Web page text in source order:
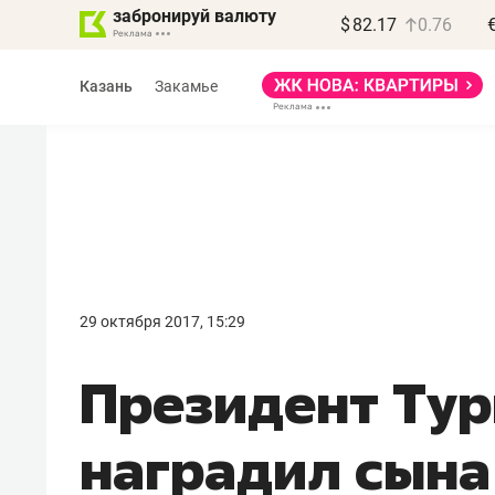
забронируй валюту $ 82.17 0.76
Казань Закамье
29 октября 2017, 15:29
Президент
наградил
правил, бизнес может
потерять минимум